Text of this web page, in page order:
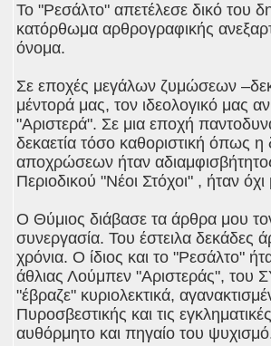
Το "Ρεσάλτο" απετέλεσε δικό του
κατόρθωμα αρθρογραφικής
όνομα.
Σε εποχές μεγάλων ζυμώσεων
μέντορά μας, τον ιδεολογικό μας
"Αριστερά". Σε μια εποχή
δεκαετία τόσο καθοριστική όπως
αποχρώσεων ήταν
Περιοδικού "Νέοι Στόχοι" , ήταν
Ο Θύμιος διάβασε τα άρθρα μου
συνεργασία. Του έστειλα δεκάδες
χρόνια. Ο ίδιος και το "Ρεσάλτο"
άθλιας Λούμπεν "Αριστεράς", του
"έβραζε" κυριολεκτικά,
Πυροσβεστικής και τις
αυθόρμητο και πηγαίο του